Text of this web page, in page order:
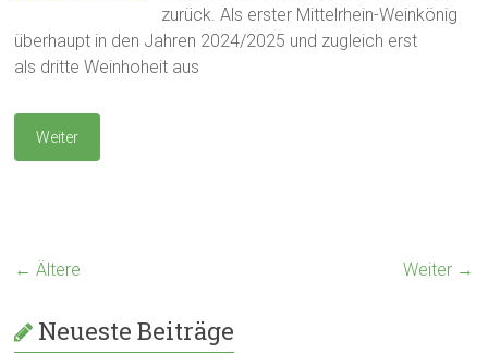
zurück. Als erster Mittelrhein-Weinkönig
überhaupt in den Jahren 2024/2025 und zugleich erst
als dritte Weinhoheit aus
Weiter
← Ältere Weiter →
Neueste Beiträge